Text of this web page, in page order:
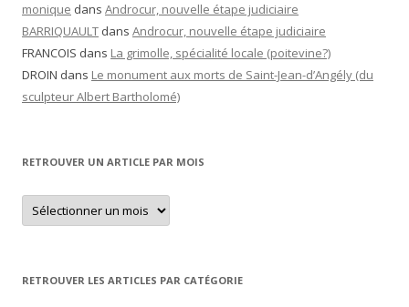
monique dans Androcur, nouvelle étape judiciaire
BARRIQUAULT dans Androcur, nouvelle étape judiciaire
FRANCOIS dans La grimolle, spécialité locale (poitevine?)
DROIN dans Le monument aux morts de Saint-Jean-d’Angély (du
sculpteur Albert Bartholomé)
RETROUVER UN ARTICLE PAR MOIS
Retrouver
un
article
RETROUVER LES ARTICLES PAR CATÉGORIE